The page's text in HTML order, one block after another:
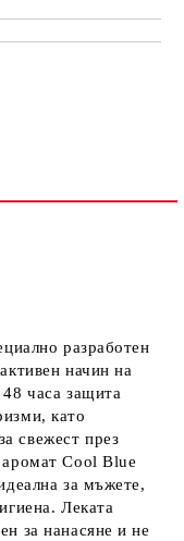
разработен
начин на
часа защита
като
свежест през
аромат Cool Blue
за мъжете,
Леката
за нанасяне и не